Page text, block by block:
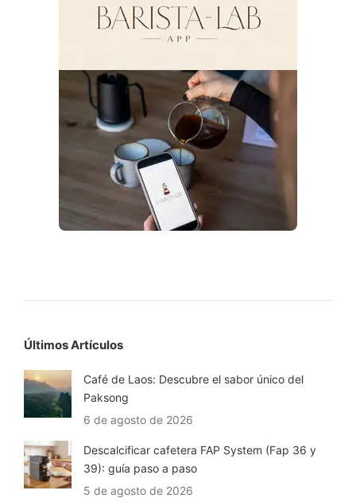
Últimos Artículos
Café de Laos: Descubre el sabor único del
Paksong
6 de agosto de 2026
Descalcificar cafetera FAP System (Fap 36 y
39): guía paso a paso
5 de agosto de 2026